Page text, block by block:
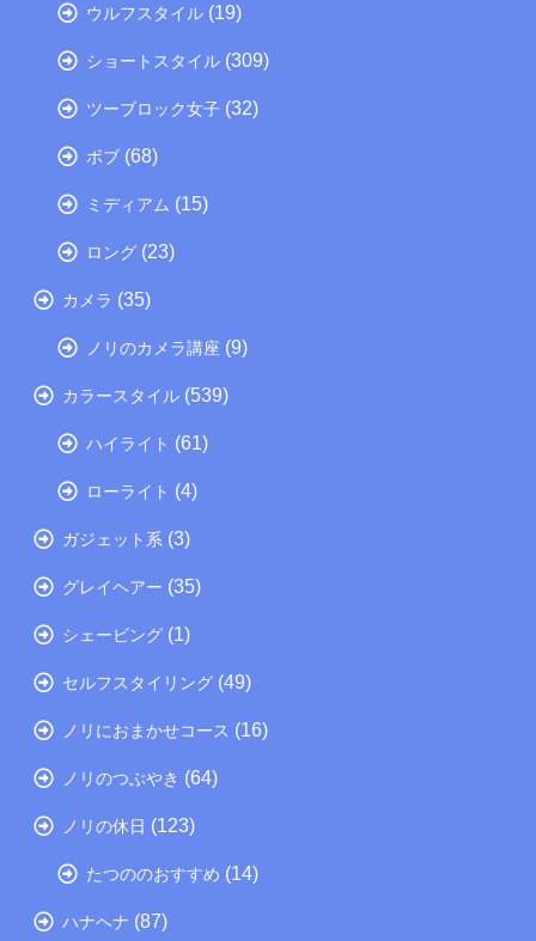
ウルフスタイル (19)
ショートスタイル (309)
ツーブロック女子 (32)
ボブ (68)
ミディアム (15)
ロング (23)
カメラ (35)
ノリのカメラ講座 (9)
カラースタイル (539)
ハイライト (61)
ローライト (4)
ガジェット系 (3)
グレイヘアー (35)
シェービング (1)
セルフスタイリング (49)
ノリにおまかせコース (16)
ノリのつぶやき (64)
ノリの休日 (123)
たつののおすすめ (14)
ハナヘナ (87)